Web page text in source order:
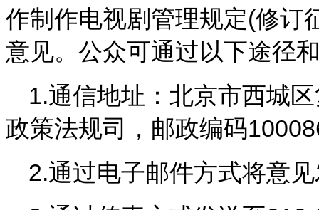
作制作电视剧管理规定(修订
意见。公众可通过以下途径
1.通信地址：北京市西城
政策法规司，邮政编码
2.通过电子邮件方式将意